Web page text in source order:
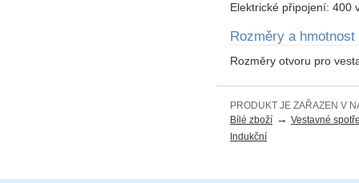
Elektrické připojení: 400
Rozměry a hmotnost
Rozměry otvoru pro
PRODUKT JE ZAŘAZEN V
Bílé zboží → Vestavné
Indukční